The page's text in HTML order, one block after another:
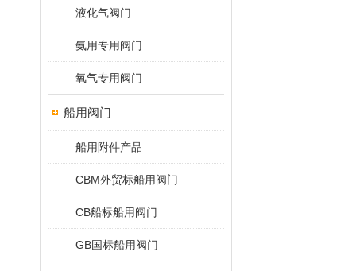
液化气阀门
氨用专用阀门
氧气专用阀门
船用阀门
船用附件产品
CBM外贸标船用阀门
CB船标船用阀门
GB国标船用阀门